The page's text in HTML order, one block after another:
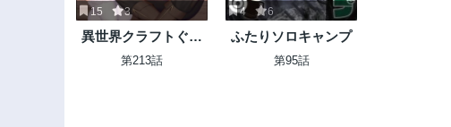
15 3
異世界クラフトぐら
し
第213話
4 6
ふたりソロキャンプ
第95話